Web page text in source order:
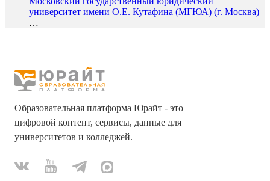
университет имени О.Е. Кутафина (МГЮА) (г. Москва)
…
Образовательная платформа Юрайт - это
цифровой контент, сервисы, данные для
университетов и колледжей.